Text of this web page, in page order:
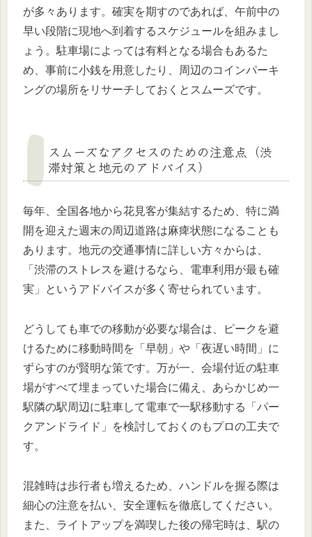
が多々あります。確実を期すのであれば、午前中の
早い段階に現地へ到着するスケジュールを組みまし
ょう。駐車場によっては有料となる場合もあるた
め、事前に小銭を用意したり、周辺のコインパーキ
ングの場所をリサーチしておくとスムーズです。
スムーズなアクセスのための注意点（渋
滞対策と地元のアドバイス）
毎年、全国各地から花見客が集結するため、特に満
開を迎えた週末の周辺道路は麻痺状態になることも
あります。地元の交通事情に詳しい方々からは、
「渋滞のストレスを避けるなら、電車利用が最も確
実」というアドバイスが多く寄せられています。
どうしても車での移動が必要な場合は、ピークを避
けるために移動時間を「早朝」や「夜遅い時間」に
ずらすのが賢明な策です。万が一、会場付近の駐車
場がすべて埋まっていた場合に備え、あらかじめ一
駅隣の駅周辺に駐車して電車で一駅移動する「パー
クアンドライド」を検討しておくのもプロの工夫で
す。
混雑時は歩行者も増えるため、ハンドルを握る際は
細心の注意を払い、安全運転を徹底してください。
また、ライトアップを満喫した後の帰宅時は、駅の